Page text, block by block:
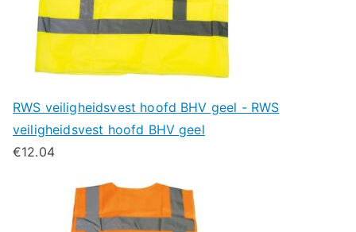
RWS veiligheidsvest hoofd BHV geel - RWS
veiligheidsvest hoofd BHV geel
€12.04